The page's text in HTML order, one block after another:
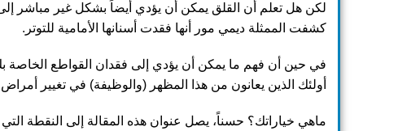
لكن هل تعلم أن القلق يمكن أن يؤدي أيضاً بشكل غير مباشر
كشفت الممثلة ديمي مور أنها فقدت أسنانها الأمامية للتوتر.
في حين أن فهم ما يمكن أن يؤدي إلى فقدان القواطع الخاصة
أولئك الذين يعانون من هذا المظهر (والوظيفة) في تغيير أمراض
ماهي خياراتك؟ حسناً، يصل عنوان هذه المقالة إلى النقطة